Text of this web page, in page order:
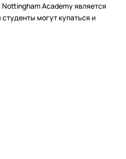
Academy является
могут купаться и